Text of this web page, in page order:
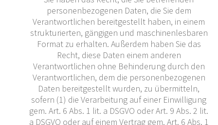
personenbezogenen Daten, die Sie dem
Verantwortlichen bereitgestellt haben, in einem
strukturierten, gängigen und maschinenlesbaren
Format zu erhalten. Außerdem haben Sie das
Recht, diese Daten einem anderen
Verantwortlichen ohne Behinderung durch den
Verantwortlichen, dem die personenbezogenen
Daten bereitgestellt wurden, zu übermitteln,
sofern (1) die Verarbeitung auf einer Einwilligung
gem. Art. 6 Abs. 1 lit. a DSGVO oder Art. 9 Abs. 2 lit.
a DSGVO oder auf einem Vertrag gem. Art. 6 Abs. 1